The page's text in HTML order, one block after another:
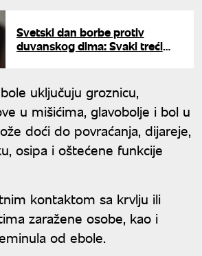
Svetski dan borbe protiv
duvanskog dima: Svaki treći
uključuju groznicu,
u mišićima, glavobolje i bol u
doći do povraćanja, dijareje,
osipa i oštećene funkcije
kontaktom sa krvlju ili
zaražene osobe, kao i
od ebole.